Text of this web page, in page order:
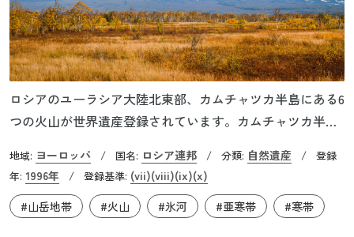
ロシアのユーラシア大陸北東部、カムチャツカ半島にある6
つの火山が世界遺産登録されています。カムチャツカ半島
り返す「ストロンボリ式」、粘り気の少ないマグマが連続
的に流れ出す「ハワイ式」など様々なタイプの活火山があ
ることから「火山の博物館」とも呼ばれています。カムチ
地域: ヨーロッパ / 国名: ロシア連邦 / 分類: 自然遺産 /
登録
年: 1996年 / 登録基準: (vii)(viii)(ix)(x)
#山岳地帯
#火山 #氷河 #亜寒帯 #寒帯